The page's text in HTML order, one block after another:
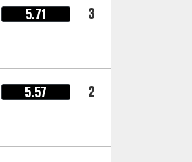
5.71 3
5.57 2